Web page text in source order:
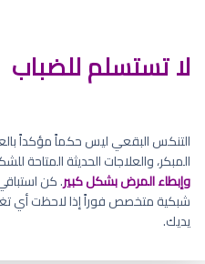
لا تستسلم للضباب
التنكس البقعي ليس حكماً مؤكداً
المبكر، والعلاجات الحديثة المتاحة
وإبطاء المرض بشكل كبير. كن
شبكية متخصص فوراً إذا لاحظت أي
يديك.